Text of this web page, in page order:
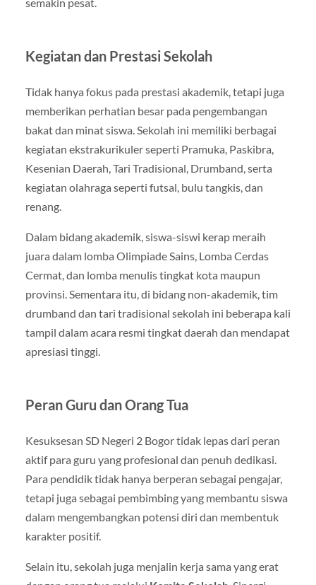
Kegiatan dan Prestasi Sekolah
Tidak hanya fokus pada prestasi akademik, tetapi juga
memberikan perhatian besar pada pengembangan
bakat dan minat siswa. Sekolah ini memiliki berbagai
kegiatan ekstrakurikuler seperti Pramuka, Paskibra,
Kesenian Daerah, Tari Tradisional, Drumband, serta
kegiatan olahraga seperti futsal, bulu tangkis, dan
renang.
Dalam bidang akademik, siswa-siswi kerap meraih
juara dalam lomba Olimpiade Sains, Lomba Cerdas
Cermat, dan lomba menulis tingkat kota maupun
provinsi. Sementara itu, di bidang non-akademik, tim
drumband dan tari tradisional sekolah ini beberapa kali
tampil dalam acara resmi tingkat daerah dan mendapat
apresiasi tinggi.
Peran Guru dan Orang Tua
Kesuksesan SD Negeri 2 Bogor tidak lepas dari peran
aktif para guru yang profesional dan penuh dedikasi.
Para pendidik tidak hanya berperan sebagai pengajar,
tetapi juga sebagai pembimbing yang membantu siswa
dalam mengembangkan potensi diri dan membentuk
karakter positif.
Selain itu, sekolah juga menjalin kerja sama yang erat